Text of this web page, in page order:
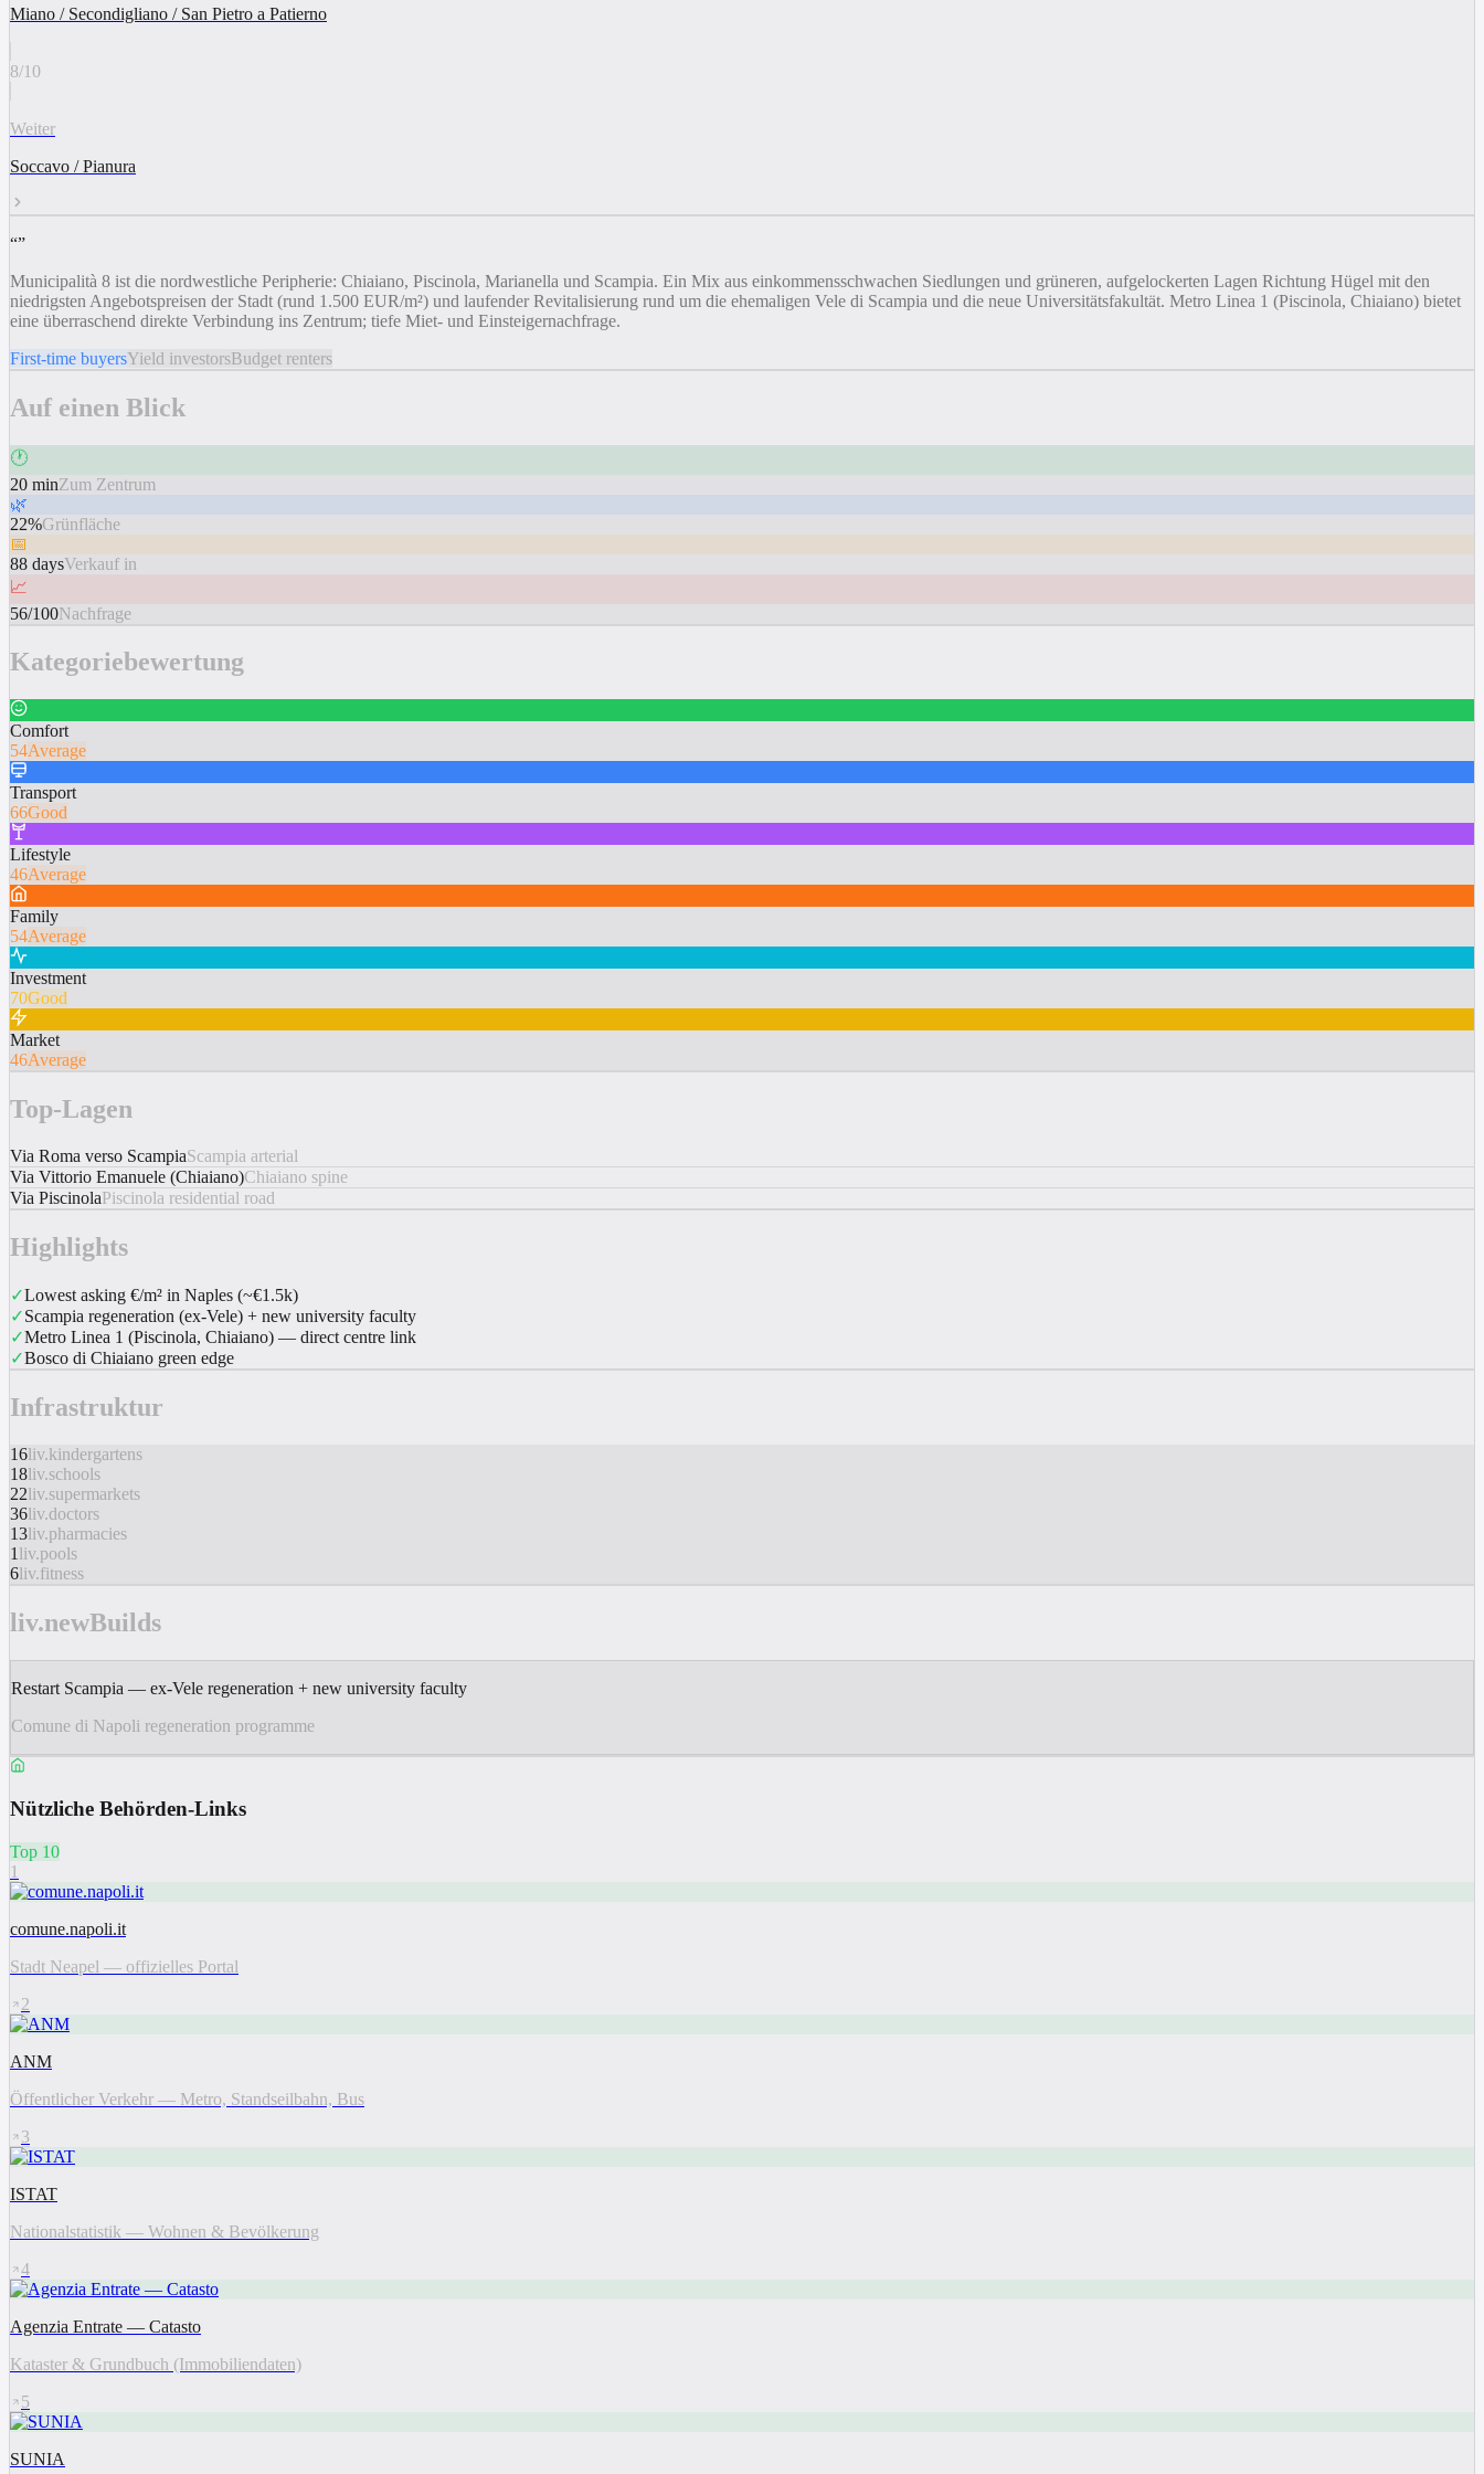
Miano / Secondigliano / San Pietro a Patierno
8/10
Weiter
Soccavo / Pianura
“”
Municipalità 8 ist die nordwestliche Peripherie: Chiaiano, Piscinola, Marianella und Scampia. Ein Mix aus einkommensschwachen Siedlungen und grüneren, aufgelockerten Lagen Richtung Hügel mit den
niedrigsten Angebotspreisen der Stadt (rund 1.500 EUR/m²) und laufender Revitalisierung rund um die ehemaligen Vele di Scampia und die neue Universitätsfakultät. Metro Linea 1 (Piscinola, Chiaiano) bietet
eine überraschend direkte Verbindung ins Zentrum; tiefe Miet- und Einsteigernachfrage.
First-time buyersYield investorsBudget renters
Auf einen Blick
🕐
20 minZum Zentrum
🌿
22%Grünfläche
📅
88 daysVerkauf in
📈
56/100Nachfrage
Kategoriebewertung
Comfort
54Average
Transport
66Good
Lifestyle
46Average
Family
54Average
Investment
70Good
Market
46Average
Top-Lagen
Via Roma verso ScampiaScampia arterial
Via Vittorio Emanuele (Chiaiano)Chiaiano spine
Via PiscinolaPiscinola residential road
Highlights
✓Lowest asking €/m² in Naples (~€1.5k)
✓Scampia regeneration (ex-Vele) + new university faculty
✓Metro Linea 1 (Piscinola, Chiaiano) — direct centre link
✓Bosco di Chiaiano green edge
Infrastruktur
16liv.kindergartens
18liv.schools
22liv.supermarkets
36liv.doctors
13liv.pharmacies
1 liv.pools
6liv.fitness
liv.newBuilds
Restart Scampia — ex-Vele regeneration + new university faculty
Comune di Napoli regeneration programme
Nützliche Behörden-Links
Top 10
1
comune.napoli.it
Stadt Neapel — offizielles Portal
2
ANM
Öffentlicher Verkehr — Metro, Standseilbahn, Bus
3
ISTAT
Nationalstatistik — Wohnen & Bevölkerung
4
Agenzia Entrate — Catasto
Kataster & Grundbuch (Immobiliendaten)
5
SUNIA